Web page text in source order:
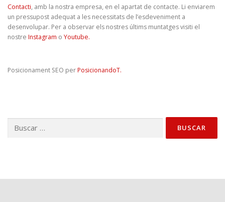
Contacti, amb la nostra empresa, en el apartat de contacte. Li enviarem
un pressupost adequat a les necessitats de l’esdeveniment a
desenvolupar. Per a observar els nostres últims muntatges visiti el
nostre Instagram o Youtube.
Posicionament SEO perPosicionandoT.